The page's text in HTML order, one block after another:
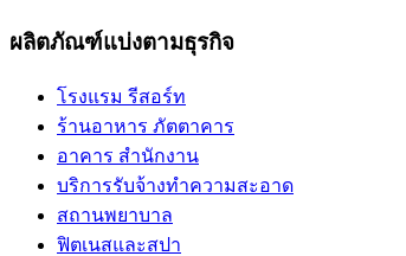
ผลิตภัณฑ์แบ่งตามธุรกิจ
โรงแรม รีสอร์ท
ร้านอาหาร ภัตตาคาร
อาคาร สำนักงาน
บริการรับจ้างทำความสะอาด
สถานพยาบาล
ฟิตเนสและสปา